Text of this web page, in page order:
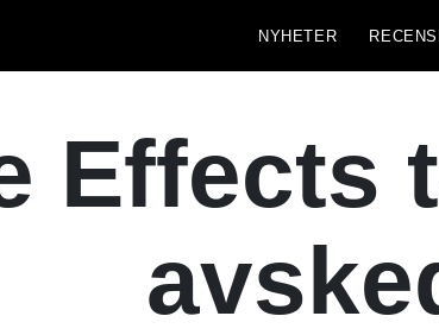
NYHETER
Effects